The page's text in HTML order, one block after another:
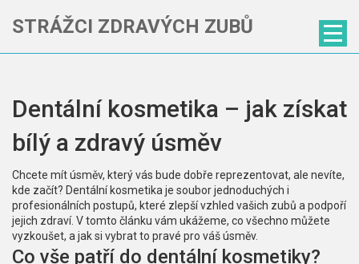
STRÁŽCI ZDRAVÝCH ZUBŮ
Dentální kosmetika – jak získat
bílý a zdravý úsměv
Chcete mít úsměv, který vás bude dobře reprezentovat, ale nevíte,
kde začít? Dentální kosmetika je soubor jednoduchých i
profesionálních postupů, které zlepší vzhled vašich zubů a podpoří
jejich zdraví. V tomto článku vám ukážeme, co všechno můžete
vyzkoušet, a jak si vybrat to pravé pro váš úsměv.
Co vše patří do dentální kosmetiky?